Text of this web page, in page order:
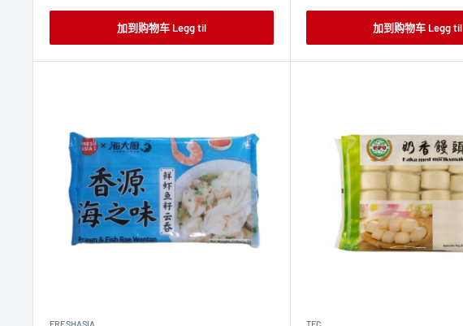
价
加到购物车 Legg til
格
加到购物车 Legg til